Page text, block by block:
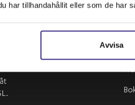
har tillhandahållit eller som de har
Avvisa